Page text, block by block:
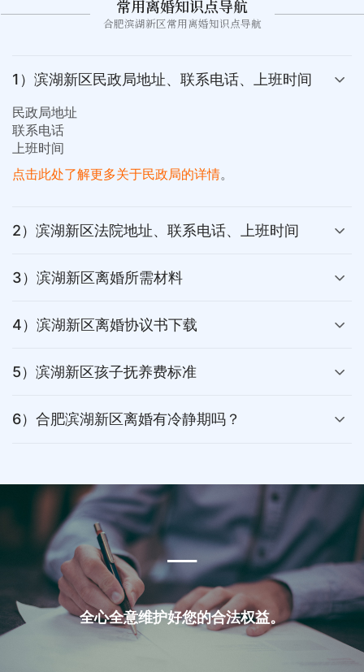
常用离婚知识点导航
合肥滨湖新区常用离婚知识点导航
1）滨湖新区民政局地址、联系电话、上班时间
民政局地址
联系电话
上班时间
点击此处了解更多关于民政局的详情。
2）滨湖新区法院地址、联系电话、上班时间
3）滨湖新区离婚所需材料
4）滨湖新区离婚协议书下载
5）滨湖新区孩子抚养费标准
6）合肥滨湖新区离婚有冷静期吗？
___
全心全意维护好您的合法权益。